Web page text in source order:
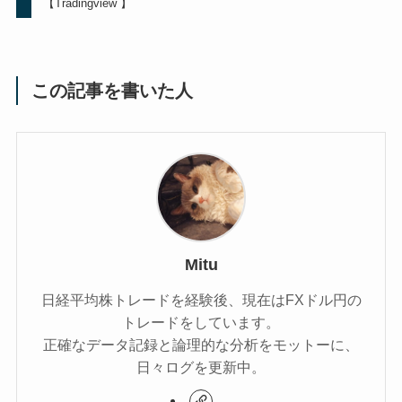
【Tradingview 】
この記事を書いた人
Mitu
日経平均株トレードを経験後、現在はFXドル円の
トレードをしています。
正確なデータ記録と論理的な分析をモットーに、
日々ログを更新中。